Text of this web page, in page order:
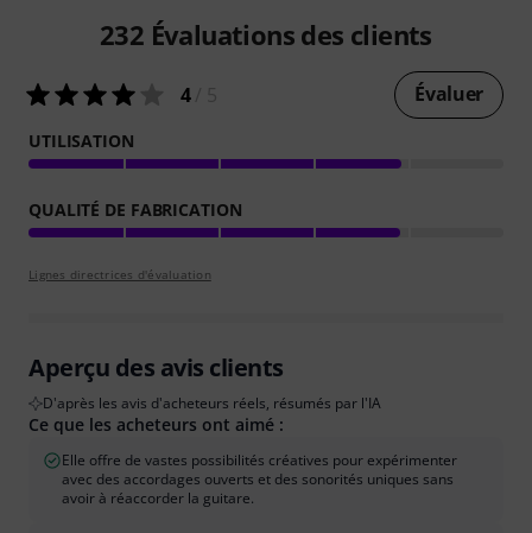
232 Évaluations des clients
4/ 5 Évaluer
UTILISATION
QUALITÉ DE FABRICATION
Lignes directrices d'évaluation
Aperçu des avis clients
D'après les avis d'acheteurs réels, résumés par l'IA
Ce que les acheteurs ont aimé :
Elle offre de vastes possibilités créatives pour expérimenter
avec des accordages ouverts et des sonorités uniques sans
avoir à réaccorder la guitare.